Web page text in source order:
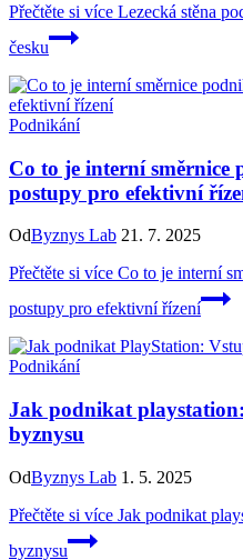
Přečtěte si více Lezecká stěna
česku
Podnikání
Co to je interní
postupy pro efektivní
OdByznys Lab 21. 7. 2025
Přečtěte si více Co to je interní
postupy pro efektivní řízení
Podnikání
Jak podnikat
byznysu
OdByznys Lab 1. 5. 2025
Přečtěte si více Jak podnikat
byznysu